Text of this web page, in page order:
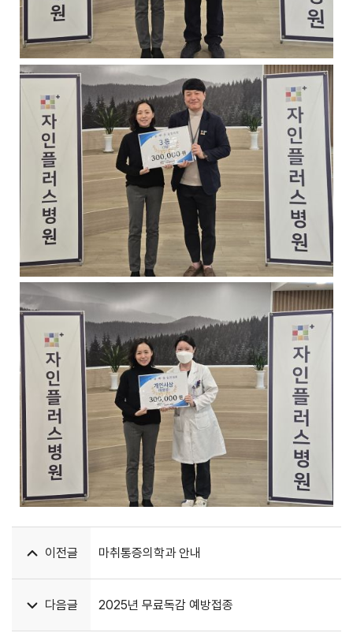
이전글 마취통증의학과 안내
다음글 2025년 무료독감 예방접종